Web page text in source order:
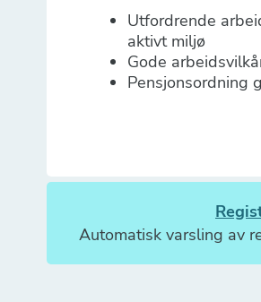
Utfordrende
aktivt miljø
Gode
Pensjonsordning
Automatisk varsling av